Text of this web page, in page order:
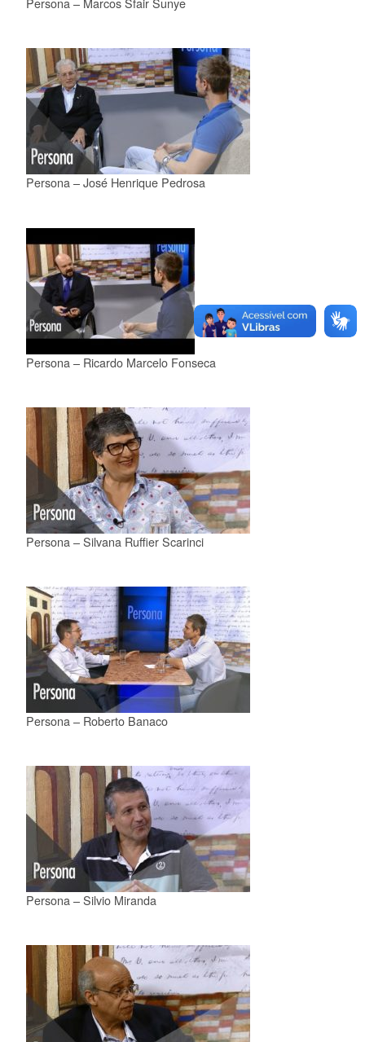
Persona – José Henrique Pedrosa
Persona – Ricardo Marcelo Fonseca
Persona – Silvana Ruffier Scarinci
Persona – Roberto Banaco
Persona – Silvio Miranda